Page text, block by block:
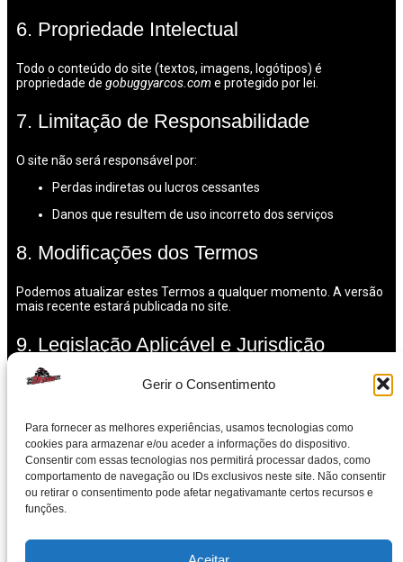
Gerir o Consentimento
Para fornecer as melhores experiências, usamos tecnologias como
cookies para armazenar e/ou aceder a informações do dispositivo.
Consentir com essas tecnologias nos permitirá processar dados, como
comportamento de navegação ou IDs exclusivos neste site. Não consentir
ou retirar o consentimento pode afetar negativamante certos recursos e
funções.
6. Propriedade Intelectual
Todo o conteúdo do site (textos, imagens, logótipos) é
propriedade de gobuggyarcos.com e protegido por lei.
7. Limitação de Responsabilidade
O site não será responsável por:
Perdas indiretas ou lucros cessantes
Danos que resultem de uso incorreto dos serviços
8. Modificações dos Termos
Podemos atualizar estes Termos a qualquer momento. A versão
mais recente estará publicada no site.
9. Legislação Aplicável e Jurisdição
Estes Termos são regidos pela legislação portuguesa.
10. Contacto
Para questões legais, contacta:
Endereço: Caminho de Nunide Nº86 4970-071Arcosde
Valdevez
Email: gobuggyarcos@gmail.com